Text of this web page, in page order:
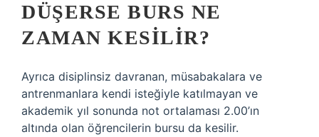
DÜŞERSE BURS NE
ZAMAN KESILIR?
Ayrıca disiplinsiz davranan, müsabakalara ve
antrenmanlara kendi isteğiyle katılmayan ve
akademik yıl sonunda not ortalaması 2.00’ın
altında olan öğrencilerin bursu da kesilir.